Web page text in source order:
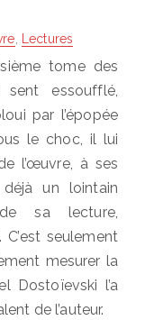
Lectures
tome des
essoufflé,
par l’épopée
le choc, il lui
l’œuvre, à ses
un lointain
sa lecture,
seulement
mesurer la
Dostoïevski l’a
de l’auteur.